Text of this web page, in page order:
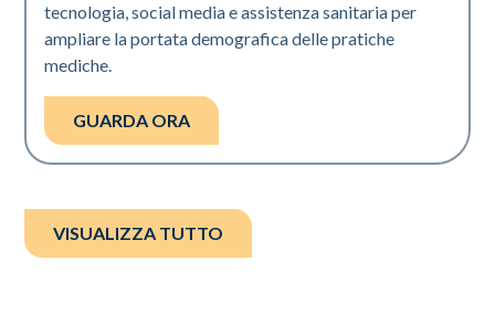
tecnologia, social media e assistenza sanitaria per
ampliare la portata demografica delle pratiche
mediche.
GUARDA ORA
VISUALIZZA TUTTO